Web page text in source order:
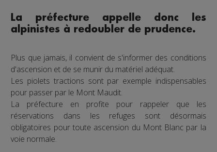
La préfecture appelle donc les
alpinistes à redoubler de prudence.
Plus que jamais, il convient de s'informer des conditions
d'ascension et de se munir du matériel adéquat.
Les piolets tractions sont par exemple indispensables
pour passer par le Mont Maudit.
La préfecture en profite pour rappeler que les
réservations dans les refuges sont désormais
obligatoires pour toute ascension du Mont Blanc par la
voie normale.